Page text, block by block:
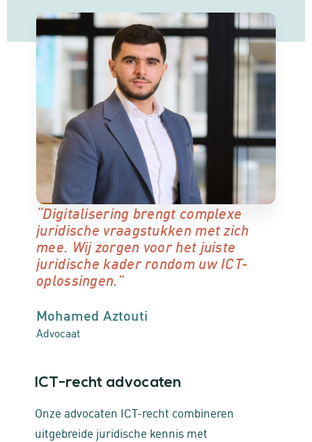
“Digitalisering brengt complexe
juridische vraagstukken met zich
mee. Wij zorgen voor het juiste
juridische kader rondom uw ICT-
oplossingen.”
Mohamed Aztouti
Advocaat
ICT-recht advocaten
Onze advocaten ICT-recht combineren
uitgebreide juridische kennis met